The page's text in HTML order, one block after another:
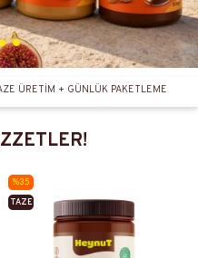
ÜZERİ KARGO BEDAVA
%35
TAZE